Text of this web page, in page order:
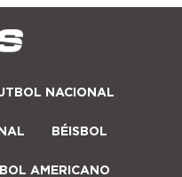
NACIONAL
BÉISBOL
AMERICANO